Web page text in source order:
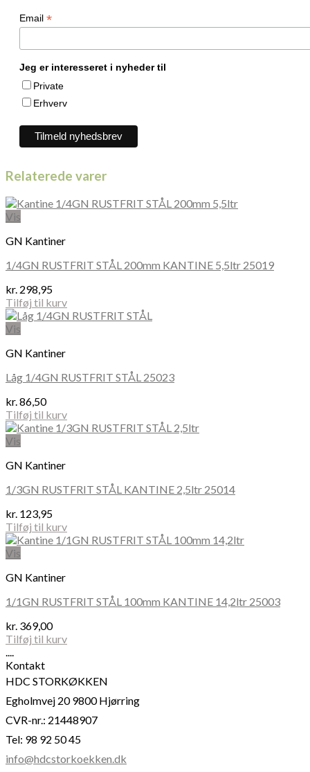
Email *
Jeg er interesseret i nyheder til
Private
Erhverv
Relaterede varer
Vis
GN Kantiner
1/4GN RUSTFRIT STÅL 200mm KANTINE 5,5ltr 25019
kr. 298,95
Tilføj til kurv
Vis
GN Kantiner
Låg 1/4GN RUSTFRIT STÅL 25023
kr.86,50
Tilføj til kurv
Vis
GN Kantiner
1/3GN RUSTFRIT STÅL KANTINE 2,5ltr 25014
kr. 123,95
Tilføj til kurv
Vis
GN Kantiner
1/1GN RUSTFRIT STÅL 100mm KANTINE 14,2ltr 25003
kr. 369,00
Tilføj til kurv
....
Kontakt
HDC STORKØKKEN
Egholmvej 20 9800 Hjørring
CVR-nr.: 21448907
Tel: 98 92 50 45
info@hdcstorkoekken.dk